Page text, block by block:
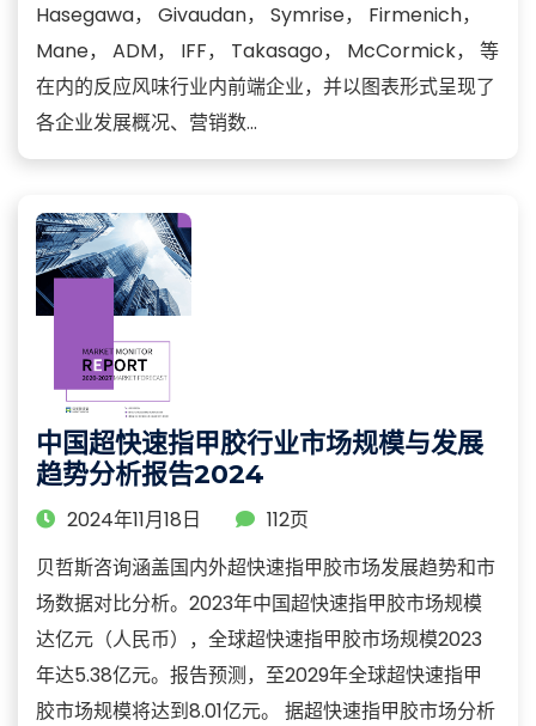
Hasegawa， Givaudan， Symrise， Firmenich，
Mane， ADM， IFF， Takasago， McCormick， 等
在内的反应风味行业内前端企业，并以图表形式呈现了
各企业发展概况、营销数...
中国超快速指甲胶行业市场规模与发展
趋势分析报告2024
2024年11月18日
112页
贝哲斯咨询涵盖国内外超快速指甲胶市场发展趋势和市
场数据对比分析。2023年中国超快速指甲胶市场规模
达亿元（人民币），全球超快速指甲胶市场规模2023
年达5.38亿元。报告预测，至2029年全球超快速指甲
胶市场规模将达到8.01亿元。 据超快速指甲胶市场分析